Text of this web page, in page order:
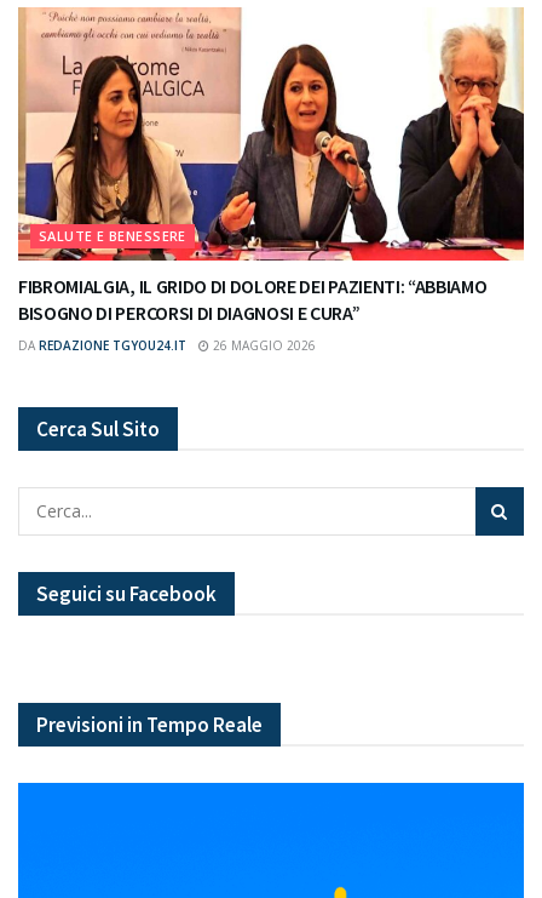
SALUTE E BENESSERE
FIBROMIALGIA, IL GRIDO DI DOLORE DEI PAZIENTI: “ABBIAMO
BISOGNO DI PERCORSI DI DIAGNOSI E CURA”
DA REDAZIONE TGYOU24.IT 26 MAGGIO 2026
Cerca Sul Sito
Seguici su Facebook
Previsioni in Tempo Reale